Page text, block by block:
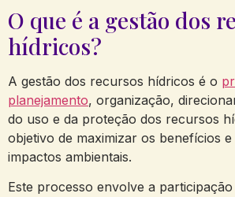
O que é a gestão dos
hídricos?
A gestão dos recursos hídricos é o
planejamento, organização,
do uso e da proteção dos recursos
objetivo de maximizar os benefícios
impactos ambientais.
Este processo envolve a